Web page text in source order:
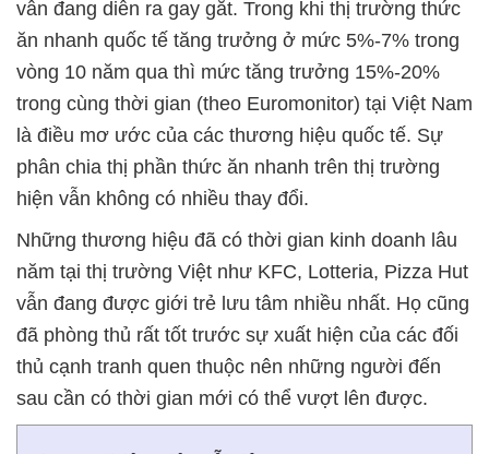
vẫn đang diễn ra gay gắt. Trong khi thị trường thức
ăn nhanh quốc tế tăng trưởng ở mức 5%-7% trong
vòng 10 năm qua thì mức tăng trưởng 15%-20%
trong cùng thời gian (theo Euromonitor) tại Việt Nam
là điều mơ ước của các thương hiệu quốc tế. Sự
phân chia thị phần thức ăn nhanh trên thị trường
hiện vẫn không có nhiều thay đổi.
Những thương hiệu đã có thời gian kinh doanh lâu
năm tại thị trường Việt như KFC, Lotteria, Pizza Hut
vẫn đang được giới trẻ lưu tâm nhiều nhất. Họ cũng
đã phòng thủ rất tốt trước sự xuất hiện của các đối
thủ cạnh tranh quen thuộc nên những người đến
sau cần có thời gian mới có thể vượt lên được.